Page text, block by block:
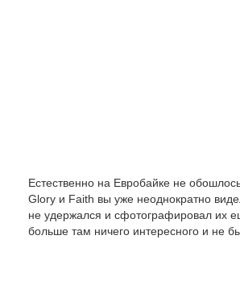
Естественно на Евробайке не
Glory и Faith вы уже неоднократно
не удержался и сфотографировал их
больше там ничего интересного и не